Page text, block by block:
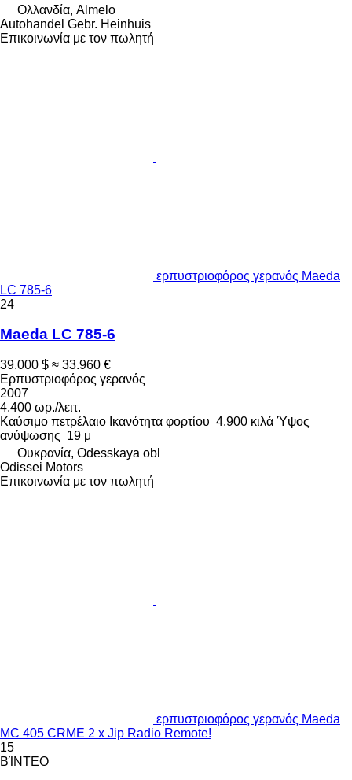
Ολλανδία, Almelo
Autohandel Gebr. Heinhuis
Επικοινωνία με τον πωλητή
ερπυστριοφόρος γερανός Maeda
LC 785-6
24
Maeda LC 785-6
39.000 $ ≈ 33.960 €
Ερπυστριοφόρος γερανός
2007
4.400 ωρ./λειτ.
Καύσιμο πετρέλαιο Ικανότητα φορτίου 4.900 κιλά Ύψος
ανύψωσης 19 μ
Ουκρανία, Odesskaya obl
Odissei Motors
Επικοινωνία με τον πωλητή
ερπυστριοφόρος γερανός Maeda
MC 405 CRME 2 x Jip Radio Remote!
15
ΒΊΝΤΕΟ